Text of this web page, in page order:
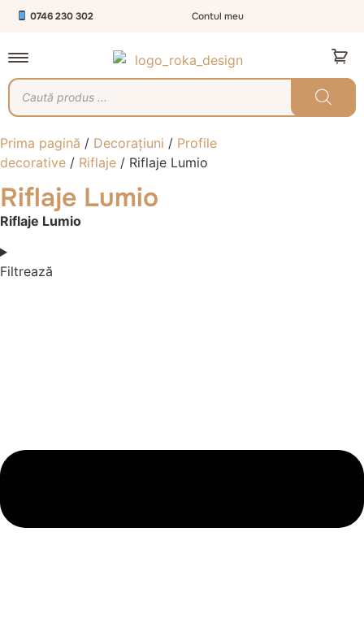
0746 230 302 Contul meu
Prima pagină / Decorațiuni / Profile
decorative / Riflaje / Riflaje Lumio
Riflaje Lumio
Riflaje Lumio
Filtrează